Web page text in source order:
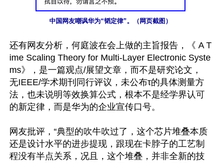
中国网友嘲讽华为“韬定律”。（网页截图）
还有网友分析，何庭波在会上做的主旨报告，《 A T
ime Scaling Theory for Multi-Layer Electronic Syste
ms》，是一篇观点/展望文章，而不是研究论文，
无IEEE/学术期刊同行评议，未公布τ的具体测量方
法，也未说明等效换算公式，根本不是经学界认可
的新定律，而是华为的企业宣传口号。
网友批评，“典型的吹牛吹过了，这个芯片堆叠本质
还是设计水平的进步提现，跟现在卡脖子的工艺制
程没有半点关系，况且，这个堆叠，并非全新的技